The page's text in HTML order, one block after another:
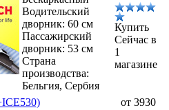
Водительский
дворник: 60 см
Пассажирский
дворник: 53 см
Страна
производства:
Бельгия, Сербия
Купить
Сейчас в
1
магазине
от 3930